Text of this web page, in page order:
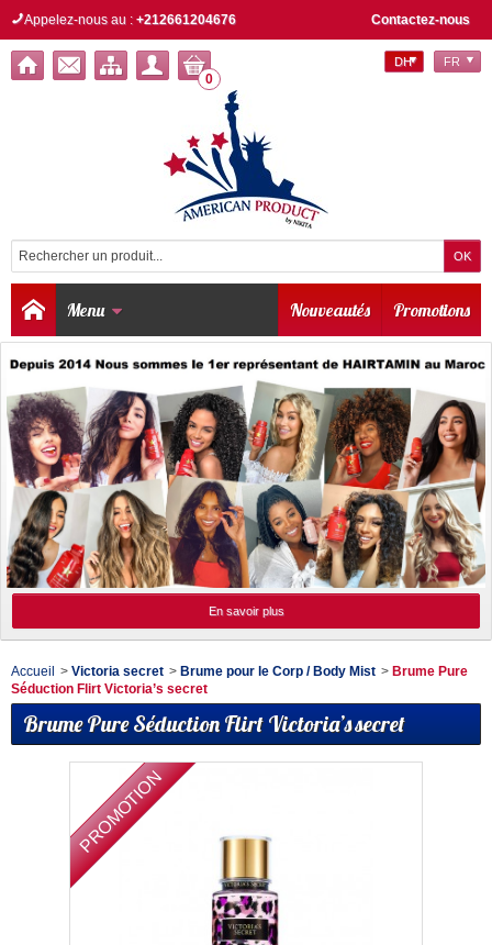
Contactez-nous
Appelez-nous au : +212661204676
0
DH FR
Menu Promotions
Nouveautés
En savoir plus
Accueil > Victoria secret > Brume pour le Corp / Body Mist > Brume Pure
Séduction Flirt Victoria’s secret
Brume Pure Séduction Flirt Victoria’s secret
PROMOTION